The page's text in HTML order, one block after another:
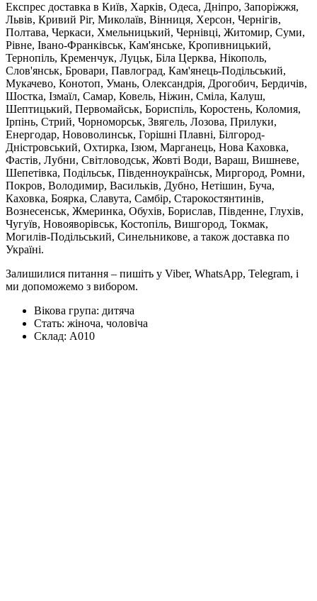
Експрес доставка в Київ, Харків, Одеса, Дніпро, Запоріжжя,
Львів, Кривий Ріг, Миколаїв, Вінниця, Херсон, Чернігів,
Полтава, Черкаси, Хмельницький, Чернівці, Житомир, Суми,
Рівне, Івано-Франківськ, Кам'янське, Кропивницький,
Тернопіль, Кременчук, Луцьк, Біла Церква, Нікополь,
Слов'янськ, Бровари, Павлоград, Кам'янець-Подільський,
Мукачево, Конотоп, Умань, Олександрія, Дрогобич, Бердичів,
Шостка, Ізмаїл, Самар, Ковель, Ніжин, Сміла, Калуш,
Шептицький, Первомайськ, Бориспіль, Коростень, Коломия,
Ірпінь, Стрий, Чорноморськ, Звягель, Лозова, Прилуки,
Енергодар, Нововолинськ, Горішні Плавні, Білгород-
Дністровський, Охтирка, Ізюм, Марганець, Нова Каховка,
Фастів, Лубни, Світловодськ, Жовті Води, Вараш, Вишневе,
Шепетівка, Подільськ, Південноукраїнськ, Миргород, Ромни,
Покров, Володимир, Васильків, Дубно, Нетішин, Буча,
Каховка, Боярка, Славута, Самбір, Старокостянтинів,
Вознесенськ, Жмеринка, Обухів, Борислав, Південне, Глухів,
Чугуїв, Новояворівськ, Костопіль, Вишгород, Токмак,
Могилів-Подільський, Синельникове, а також доставка по
Україні.
Залишилися питання – пишіть у Viber, WhatsApp, Telegram, і
ми допоможемо з вибором.
Вікова група: дитяча
Стать: жіноча, чоловіча
Склад: А010